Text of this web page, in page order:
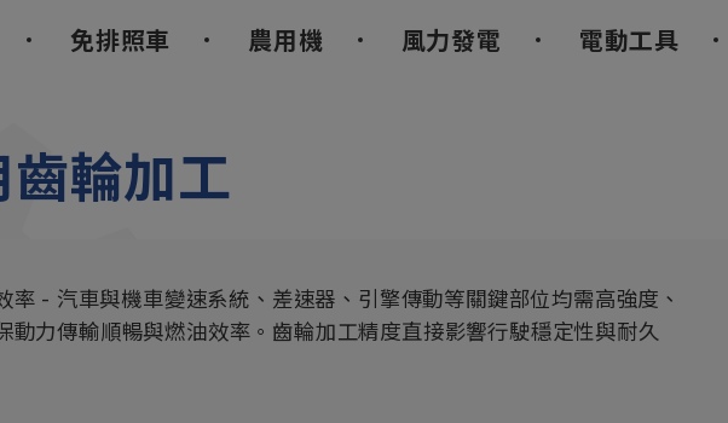
免排照車 農用機 風力發電 電動工具
輪加工
率 - 汽車與機車變速系統、差速器、引擎傳動等關鍵部位均需高強度、
動力傳輸順暢與燃油效率。齒輪加工精度直接影響行駛穩定性與耐久